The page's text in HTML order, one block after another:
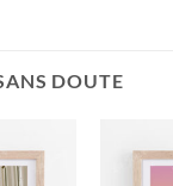
DOUTE